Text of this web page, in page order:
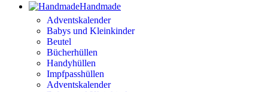
Handmade
Adventskalender
Babys und Kleinkinder
Beutel
Bücherhüllen
Handyhüllen
Impfpasshüllen
Adventskalender